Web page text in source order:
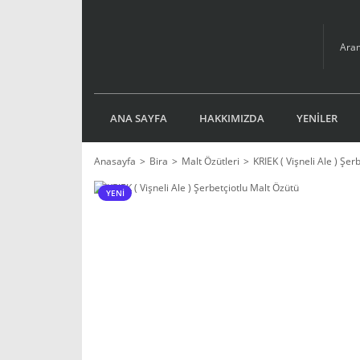
ANA SAYFA HAKKIMIZDA YENİLER
Anasayfa Bira Malt Özütleri KRIEK ( Vişneli Ale )
YENİ